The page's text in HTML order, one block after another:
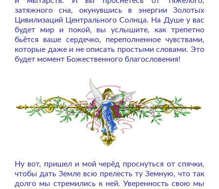
затяжного сна, окунувшись в энергии Золотых
Цивилизаций Центрального Солнца. На Душе у вас
будет мир и покой, вы услышите, как трепетно
бьётся ваше сердечко, переполненное чувствами,
которые даже и не описать простыми словами. Это
будет момент Божественного благословения!
Ну вот, пришел и мой черёд проснуться от спячки,
чтобы дать Земле всю прелесть ту Земную, что так
долго мы стремились к ней. Уверенность свою мы